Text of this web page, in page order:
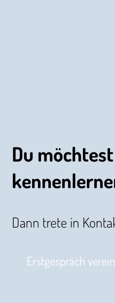
Du
Dann trete in
Erstgespräch